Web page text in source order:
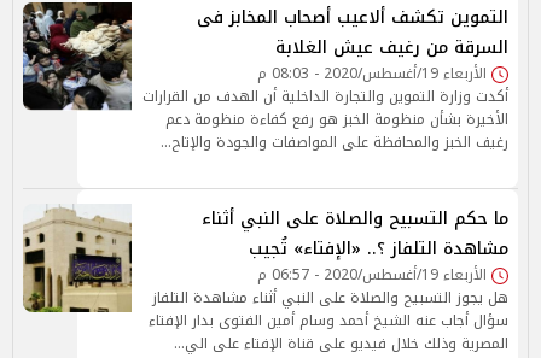
التموين تكشف ألاعيب أصحاب المخابز فى
السرقة من رغيف عيش الغلابة
الأربعاء 19/أغسطس/2020 - 08:03 م
أكدت وزارة التموين والتجارة الداخلية أن الهدف من القرارات
الأخيرة بشأن منظومة الخبز هو رفع كفاءة منظومة دعم
رغيف الخبز والمحافظة على المواصفات والجودة والإتاح…
ما حكم التسبيح والصلاة على النبي أثناء
مشاهدة التلفاز ؟.. «الإفتاء» تُجيب
الأربعاء 19/أغسطس/2020 - 06:57 م
هل يجوز التسبيح والصلاة على النبي أثناء مشاهدة التلفاز
سؤال أجاب عنه الشيخ أحمد وسام أمين الفتوى بدار الإفتاء
المصرية وذلك خلال فيديو على قناة الإفتاء على الي…